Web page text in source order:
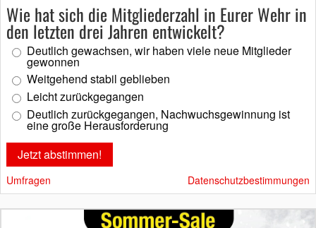
Wie hat sich die Mitgliederzahl in Eurer Wehr in
den letzten drei Jahren entwickelt?
Deutlich gewachsen, wir haben viele neue Mitglieder
gewonnen
Weitgehend stabil geblieben
Leicht zurückgegangen
Deutlich zurückgegangen, Nachwuchsgewinnung ist
eine große Herausforderung
Umfragen Datenschutzbestimmungen